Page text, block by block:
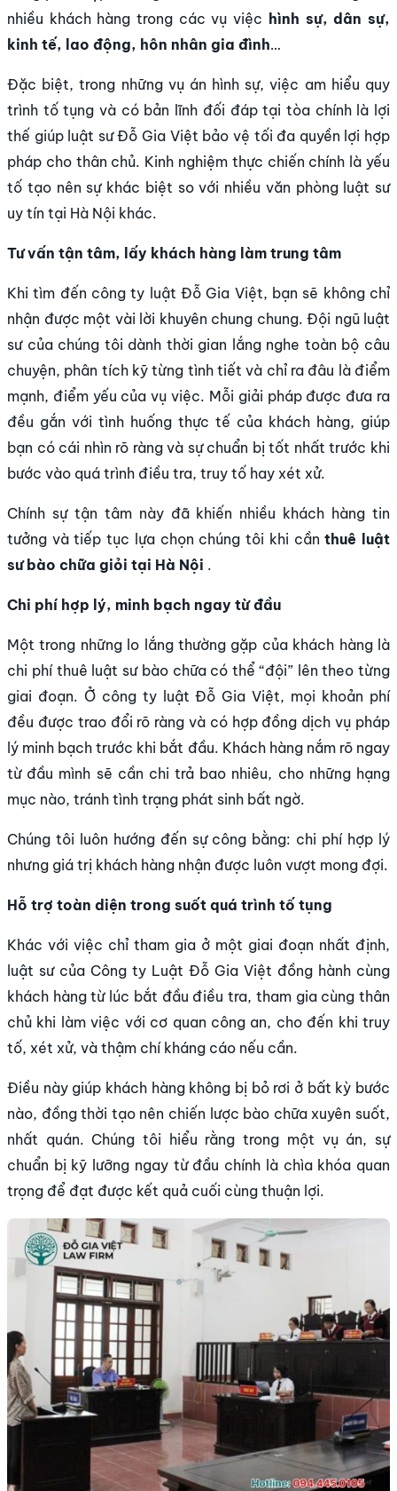
nhiều khách hàng trong các vụ việc hình sự, dân sự,
kinh tế, lao động, hôn nhân gia đình…
Đặc biệt, trong những vụ án hình sự, việc am hiểu quy
trình tố tụng và có bản lĩnh đối đáp tại tòa chính là lợi
thế giúp luật sư Đỗ Gia Việt bảo vệ tối đa quyền lợi hợp
pháp cho thân chủ. Kinh nghiệm thực chiến chính là yếu
tố tạo nên sự khác biệt so với nhiều văn phòng luật sư
uy tín tại Hà Nội khác.
Tư vấn tận tâm, lấy khách hàng làm trung tâm
Khi tìm đến công ty luật Đỗ Gia Việt, bạn sẽ không chỉ
nhận được một vài lời khuyên chung chung. Đội ngũ luật
sư của chúng tôi dành thời gian lắng nghe toàn bộ câu
chuyện, phân tích kỹ từng tình tiết và chỉ ra đâu là điểm
mạnh, điểm yếu của vụ việc. Mỗi giải pháp được đưa ra
đều gắn với tình huống thực tế của khách hàng, giúp
bạn có cái nhìn rõ ràng và sự chuẩn bị tốt nhất trước khi
bước vào quá trình điều tra, truy tố hay xét xử.
Chính sự tận tâm này đã khiến nhiều khách hàng tin
tưởng và tiếp tục lựa chọn chúng tôi khi cầnthuê luật
sư bào chữa giỏi tại Hà Nội .
Chi phí hợp lý, minh bạch ngay từ đầu
Một trong những lo lắng thường gặp của khách hàng là
chi phí thuê luật sư bào chữa có thể “đội” lên theo từng
giai đoạn. Ở công ty luật Đỗ Gia Việt, mọi khoản phí
đều được trao đổi rõ ràng và có hợp đồng dịch vụ pháp
lý minh bạch trước khi bắt đầu. Khách hàng nắm rõ ngay
từ đầu mình sẽ cần chi trả bao nhiêu, cho những hạng
mục nào, tránh tình trạng phát sinh bất ngờ.
Chúng tôi luôn hướng đến sự công bằng: chi phí hợp lý
nhưng giá trị khách hàng nhận được luôn vượt mong đợi.
Hỗ trợ toàn diện trong suốt quá trình tố tụng
Khác với việc chỉ tham gia ở một giai đoạn nhất định,
luật sư của Công ty Luật Đỗ Gia Việt đồng hành cùng
khách hàng từ lúc bắt đầu điều tra, tham gia cùng thân
chủ khi làm việc với cơ quan công an, cho đến khi truy
tố, xét xử, và thậm chí kháng cáo nếu cần.
Điều này giúp khách hàng không bị bỏ rơi ở bất kỳ bước
nào, đồng thời tạo nên chiến lược bào chữa xuyên suốt,
nhất quán. Chúng tôi hiểu rằng trong một vụ án, sự
chuẩn bị kỹ lưỡng ngay từ đầu chính là chìa khóa quan
trọng để đạt được kết quả cuối cùng thuận lợi.